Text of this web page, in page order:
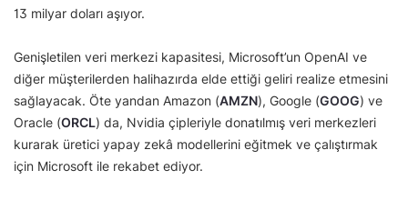
13 milyar doları aşıyor.
Genişletilen veri merkezi kapasitesi, Microsoft’un OpenAI ve
diğer müşterilerden halihazırda elde ettiği geliri realize etmesini
sağlayacak. Öte yandan Amazon (AMZN), Google (GOOG) ve
Oracle (ORCL) da, Nvidia çipleriyle donatılmış veri merkezleri
kurarak üretici yapay zekâ modellerini eğitmek ve çalıştırmak
için Microsoft ile rekabet ediyor.